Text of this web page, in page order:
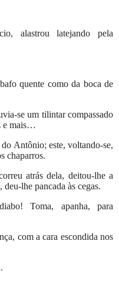
alastrou latejando pela
quente como da boca de
se um tilintar compassado
e mais…
Antônio; este, voltando-se,
chaparros.
atrás dela, deitou-lhe a
lhe pancada às cegas.
Toma, apanha, para
com a cara escondida nos